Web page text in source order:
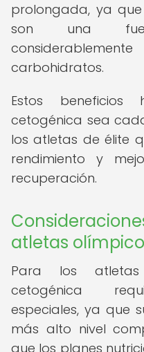
prolongada, ya
son una
carbohidratos.
Estos
cetogénica sea
los atletas de élite
rendimiento y
recuperación.
atletas
Para los
cetogénica
especiales, ya que
más alto nivel
que los planes